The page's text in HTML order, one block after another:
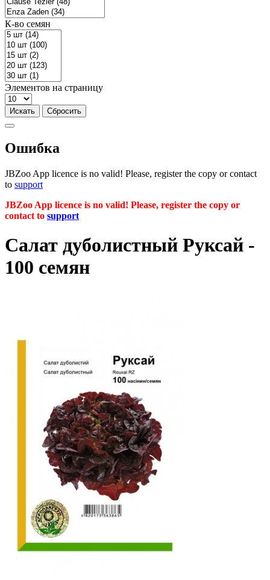
К-во семян
Элементов на страницу
Ошибка
JBZoo App licence is no valid! Please, register the copy or contact
to support
JBZoo App licence is no valid! Please, register the copy or
contact to support
Салат дуболистный Руксай -
100 семян